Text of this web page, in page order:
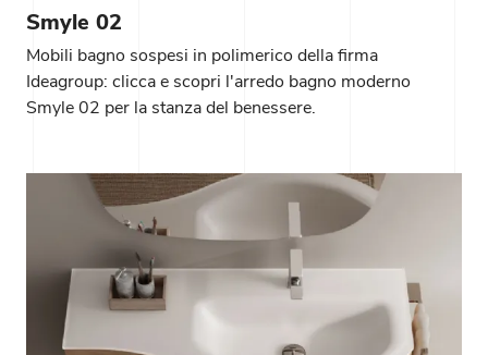
Smyle 02
Mobili bagno sospesi in polimerico della firma
Ideagroup: clicca e scopri l'arredo bagno moderno
Smyle 02 per la stanza del benessere.